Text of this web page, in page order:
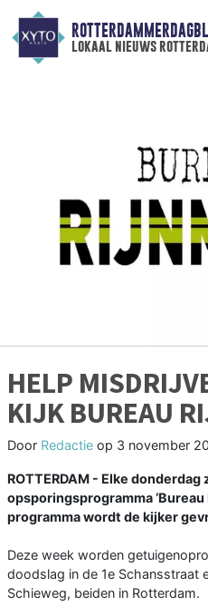
lokaal nieuws
HELP
KIJK BUREAU
Door Redactie op 3 november
ROTTERDAM - Elke
opsporingsprogramma ‘Bureau
programma wordt de kijker
Deze week worden
doodslag in de 1e Schansstraat
Schieweg, beiden in Rotterdam.